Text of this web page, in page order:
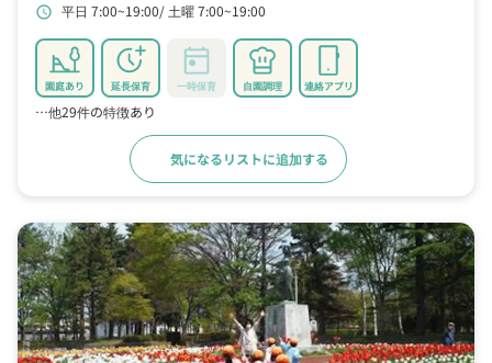
schedule 平日 7:00~19:00 土曜 7:00~19:00
園庭あり 延長保育 一時保育 自園調理 連絡アプリ
…他29件の特徴あり
気になるリストに追加する